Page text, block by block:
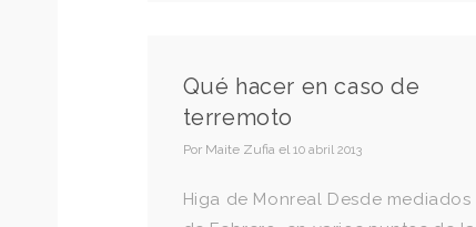
Qué hacer en caso de
terremoto
Por Maite Zufia el10 abril 2013
Higa de Monreal Desde mediados